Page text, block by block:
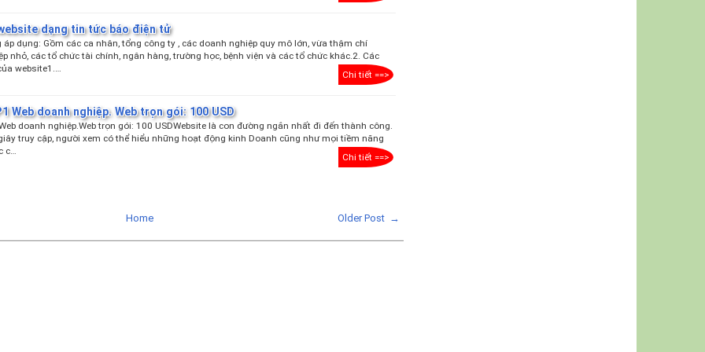
dạng tin tức báo điện tử
dụng: Gồm các ca nhân, tổng công ty , các doanh nghiệp quy mô lớn, vừa thậm chí
nhỏ, các tổ chức tài chính, ngân hàng, trường học, bệnh viện và các tổ chức khác.2. Các
website1.…
Chi tiết ==>
Web doanh nghiệp. Web trọn gói: 100 USD
doanh nghiệp.Web trọn gói: 100 USDWebsite là con đường ngắn nhất đi đến thành công.
truy cập, người xem có thể hiểu những hoạt động kinh Doanh cũng như mọi tiềm năng
c…
Chi tiết ==>
Older Post →
Home